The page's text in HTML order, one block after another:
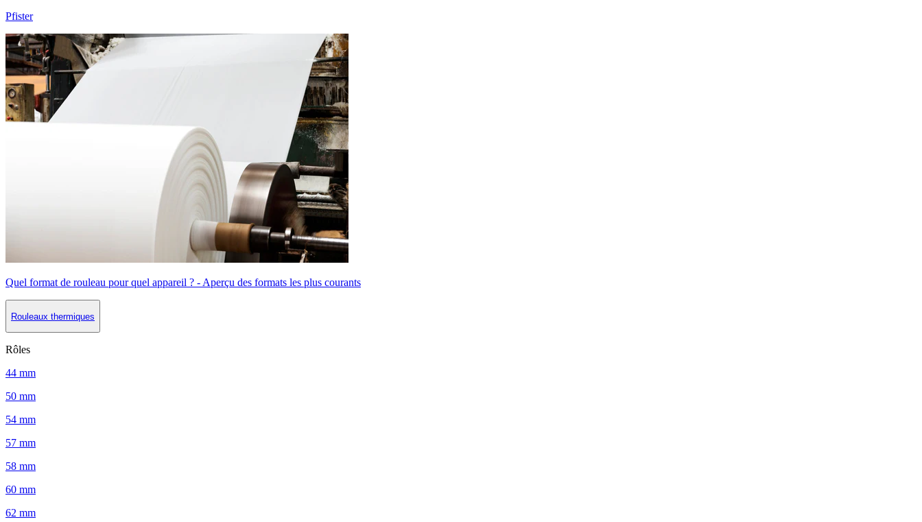
Pfister
Quel format de rouleau pour quel appareil ? - Aperçu des formats les plus courants
Rouleaux thermiques
Rôles
44 mm
50 mm
54 mm
57 mm
58 mm
60 mm
62 mm